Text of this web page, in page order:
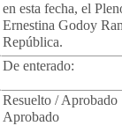
en esta fecha, el
Ernestina Godoy
República.
De enterado:
Resuelto / Aprobado
Aprobado